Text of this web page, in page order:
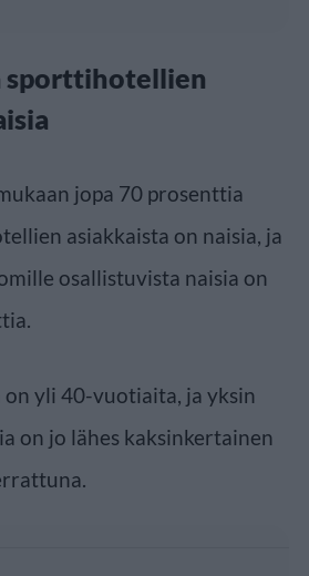
sporttihotellien
jopa 70 prosenttia
asiakkaista on naisia, ja
osallistuvista naisia on
on yli 40-vuotiaita, ja yksin
on jo lähes kaksinkertainen